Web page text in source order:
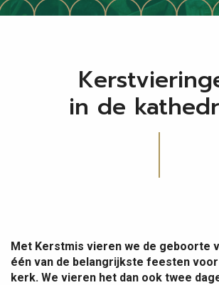
in de
Met Kerstmis vieren we de geboorte
één van de belangrijkste feesten
kerk. We vieren het dan ook twee